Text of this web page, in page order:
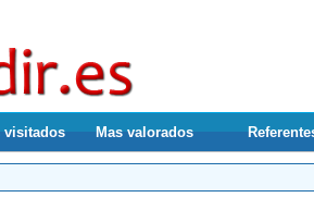
visitados Mas valorados